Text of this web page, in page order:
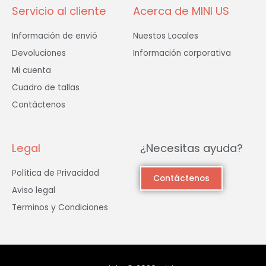
Servicio al cliente
Información de envió
Devoluciones
Mi cuenta
Cuadro de tallas
Contáctenos
Acerca de MINI US
Nuestos Locales
Información corporativa
Legal
Política de Privacidad
Aviso legal
Terminos y Condiciones
¿Necesitas ayuda?
Contáctenos